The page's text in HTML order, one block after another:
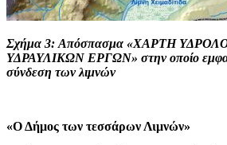
Σχήμα 3: Απόσπασμα «ΧΑΡΤΗ
ΥΔΡΑΥΛΙΚΩΝ ΕΡΓΩΝ» στην οποίo
σύνδεση των λιμνών
«Ο Δήμος των τεσσάρων Λιμνών»